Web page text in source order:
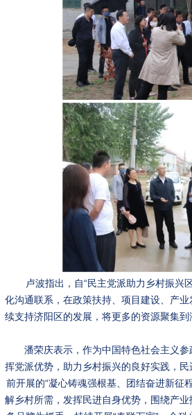
卢波指出，自“民主党派助力乡村振兴
化沟通联系，在政策扶持、项目建设、产
续支持济阳区的发展，将更多的资源聚集
潘荣庆表示，作为中国特色社会主义
挥党派优势，助力乡村振兴的良好实践，
前开展的“凝心铸魂强根基、团结奋进新征
解乡村所需，发挥民进自身优势，围绕产